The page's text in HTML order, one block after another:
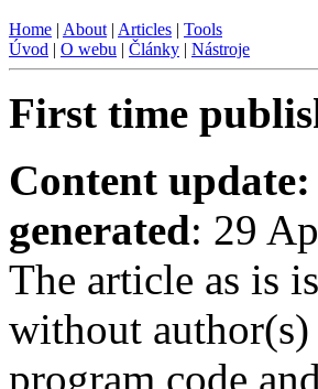
Home | About | Articles | Tools
Úvod | O webu | Články | Nástroje
First time
Content update:
generated: 29
The article as is
without
program code